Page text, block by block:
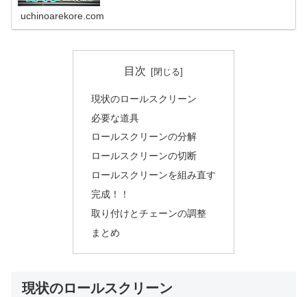
uchinoarekore.com
目次
現状のロールスクリーン
必要な道具
ロールスクリーンの分解
ロールスクリーンの切断
ロールスクリーンを組み直す
完成！！
取り付けとチェーンの調整
まとめ
現状のロールスクリーン